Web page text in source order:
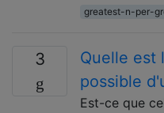
greatest-n-per-
3
Quelle est
possible
Est-ce que